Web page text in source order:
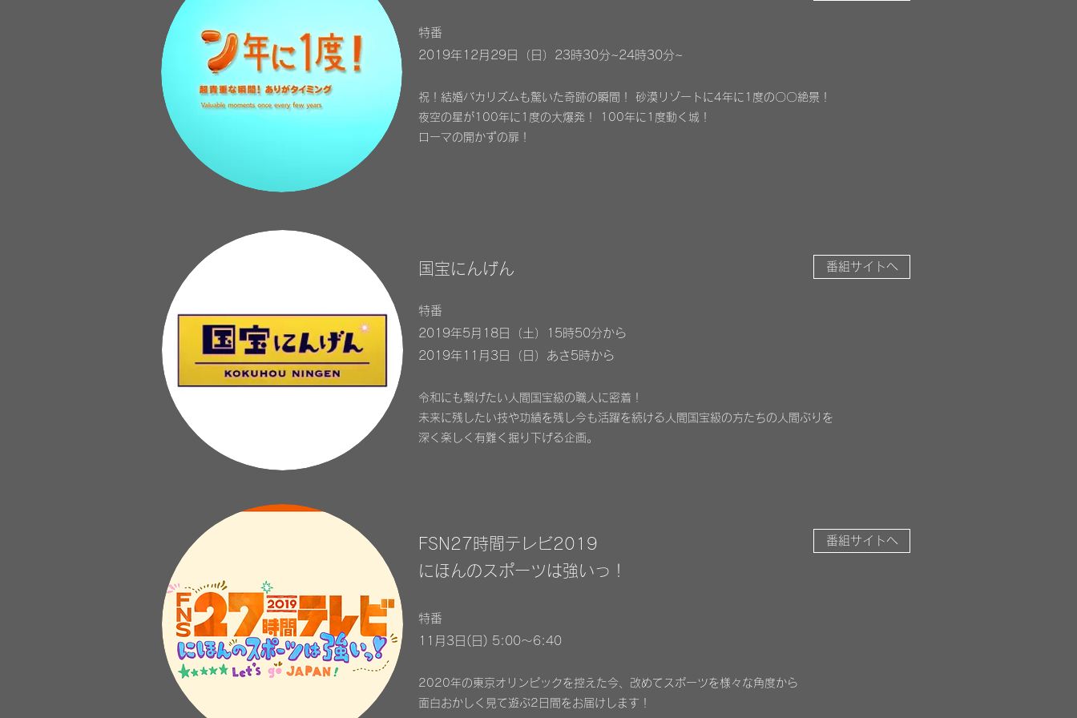
FSN27時間テレビ2019
にほんのスポーツは強いっ！
番組サイトへ
特番
11月3日(日) 5:00～6:40
2020年の東京オリンピックを控えた今、改めてスポーツを様々な角度から
面白おかしく見て遊ぶ2日間をお届けします！
特番
2019年12月29日（日）23時30分~24時30分~
祝！結婚バカリズムも驚いた奇跡の瞬間！ 砂漠リゾートに4年に1度の〇〇絶景！
夜空の星が100年に1度の大爆発！ 100年に1度動く城！
ローマの開かずの扉！
国宝にんげん 番組サイトへ
特番
2019年5月18日（土）15時50分から
2019年11月3日（日）あさ5時から
令和にも繋げたい人間国宝級の職人に密着！
未来に残したい技や功績を残し今も活躍を続ける人間国宝級の方たちの人間ぶりを
深く楽しく有難く掘り下げる企画。